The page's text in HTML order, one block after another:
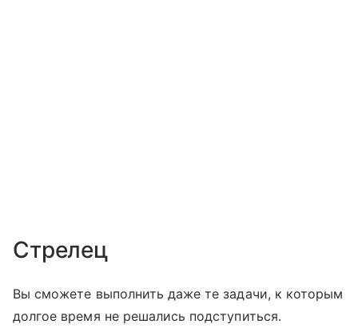
Стрелец
Вы сможете выполнить даже те задачи, к которым
долгое время не решались подступиться.